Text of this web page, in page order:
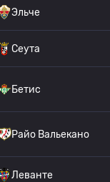
Эльче
Сеута
Бетис
Райо Вальекано
Леванте